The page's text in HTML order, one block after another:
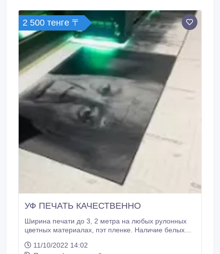
2 500 тенге 〒
УФ ПЕЧАТЬ КАЧЕСТВЕННО
Ширина печати до 3, 2 метра на любых рулонных
цветных материалах, пэт пленке. Наличие белых
кв метр Можем оказать услугу по уф печати на
11/10/2022 14:02